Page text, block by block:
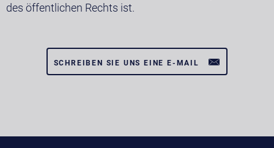
des öffentlichen Rechts ist.
SCHREIBEN SIE UNS EINE E-MAIL